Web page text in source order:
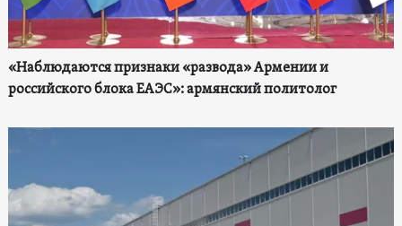
«Наблюдаются признаки «развода» Армении и
российского блока ЕАЭС»: армянский политолог